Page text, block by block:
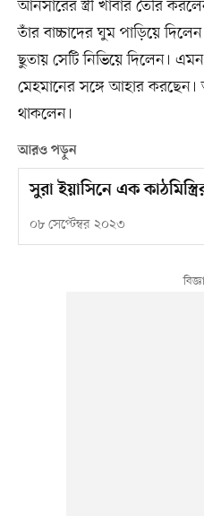
আনসারের স্ত্রী খাবার তৈরি
তাঁর বাচ্চাদের ঘুম পাড়িয়ে
ছুতায় সেটি নিভিয়ে দিলেন।
মেহমানের সঙ্গে আহার
থাকলেন।
আরও পড়ুন
সুরা ইয়াসিনে এক
০৮ সেপ্টেম্বর ২০২৩